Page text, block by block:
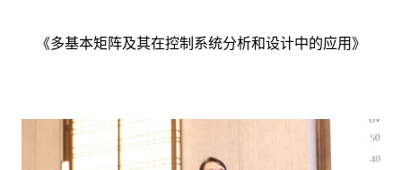
《多基本矩阵及其在控制系统分析和设计中的应用》